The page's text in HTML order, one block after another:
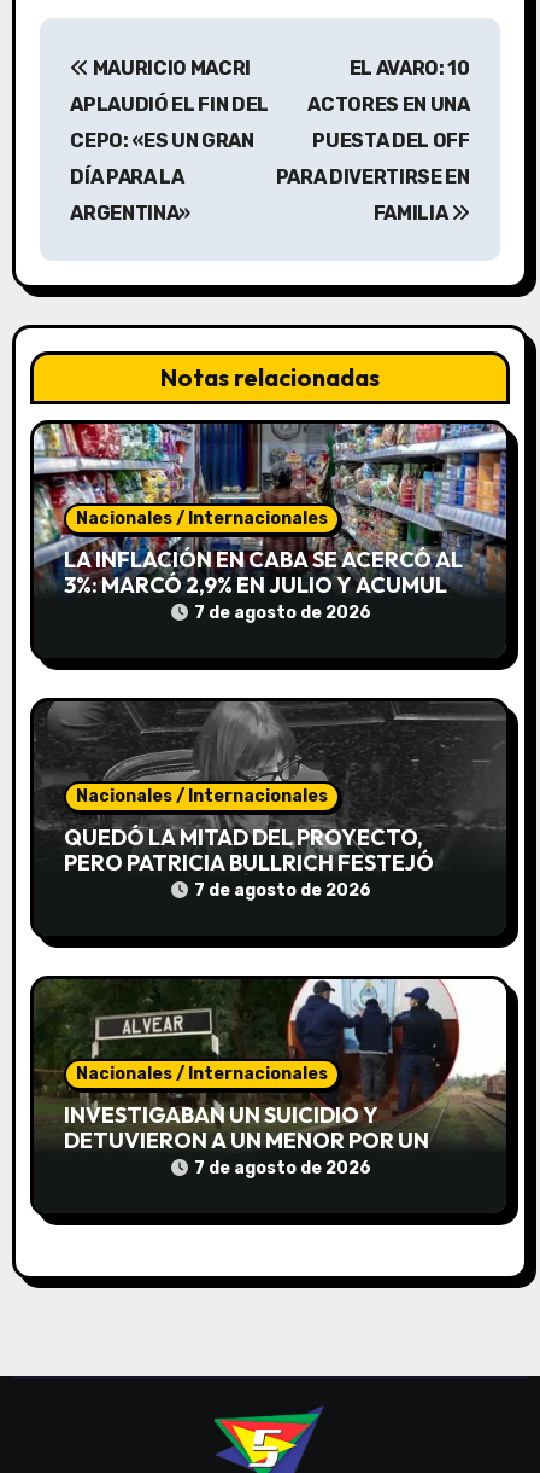
N
a
c
i
ó
n
d
e
n
t
r
a
a
s
MAURICIO MACRI
APLAUDIÓ EL FIN DEL
CEPO: «ES UN GRAN
DÍA PARA LA
ARGENTINA»
EL AVARO: 10
ACTORES EN UNA
PUESTA DEL OFF
PARA DIVERTIRSE EN
FAMILIA
Notas relacionadas
Nacionales / Internacionales
LA INFLACIÓN EN CABA SE ACERCÓ AL
3%: MARCÓ 2,9% EN JULIO Y ACUMULA
19,4% EN LO QUE VA DEL AÑO
7 de agosto de 2026
Nacionales / Internacionales
QUEDÓ LA MITAD DEL PROYECTO,
PERO PATRICIA BULLRICH FESTEJÓ
IGUAL Y CELEBRÓ LA «ROSCA»
7 de agosto de 2026
Nacionales / Internacionales
INVESTIGABAN UN SUICIDIO Y
DETUVIERON A UN MENOR POR UN
«ATROZ» HOMICIDIO DE UNA JOVEN
7 de agosto de 2026